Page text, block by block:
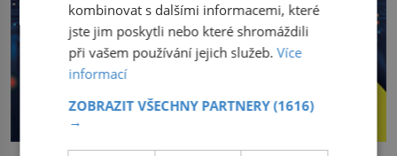
kombinovat s dalšími informacemi, které
jste jim poskytli nebo které shromáždili
při vašem používání jejich služeb.Více
informací
ZOBRAZIT VŠECHNY PARTNERY(1616)
→